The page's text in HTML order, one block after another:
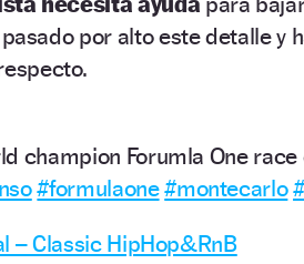
por alto este detalle y
champion Forumla One
#formulaone#montecarlo
– Classic HipHop&RnB